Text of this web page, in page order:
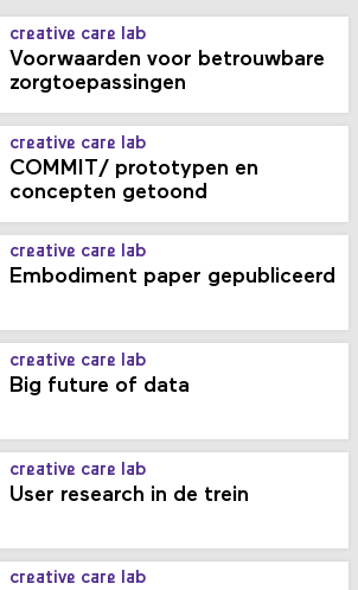
creative care lab
Voorwaarden voor betrouwbare
zorgtoepassingen
creative care lab
COMMIT/ prototypen en
concepten getoond
creative care lab
Embodiment paper gepubliceerd
creative care lab
Big future of data
creative care lab
User research in de trein
creative care lab